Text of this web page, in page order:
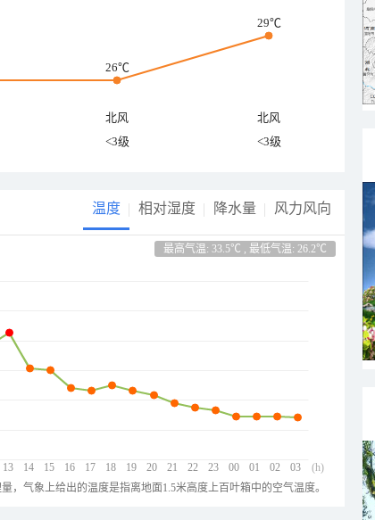
26℃
29℃
北风
北风
<3级 <3级
温度 相对湿度 降水量 风力风向
最高气温: 33.5℃ , 最低气温: 26.2℃
13 14 15 16 17 18 19 20 21 22 23 00 01 02 03 (h)
，气象上给出的温度是指离地面1.5米高度上百叶箱中的空气温度。